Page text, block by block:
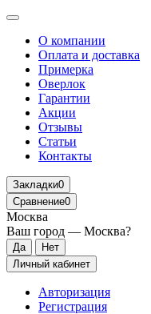
О компании
Оплата и доставка
Примерка
Оверлок
Гарантии
Акции
Отзывы
Статьи
Контакты
Закладки0
Сравнение0
Москва
Ваш город — Москва?
Личный кабинет
Авторизация
Регистрация